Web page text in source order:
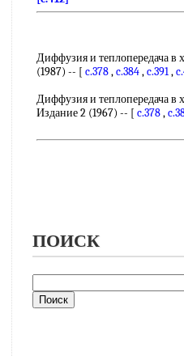
Диффузия и теплопередача в
(1987) -- [ c.378,c.384,c.391,
Диффузия и теплопередача в
Издание 2 (1967) -- [ c.378,
ПОИСК